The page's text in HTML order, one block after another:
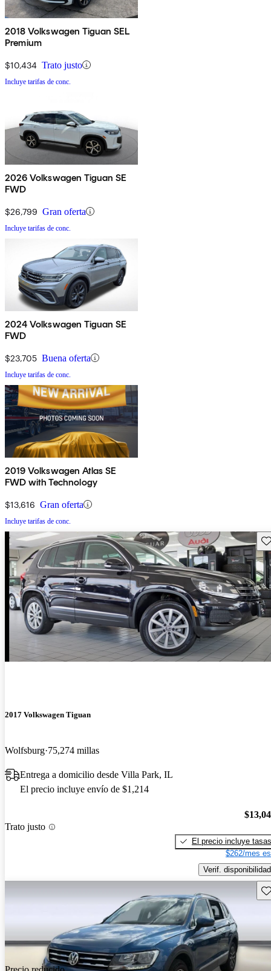
2018 Volkswagen Tiguan SEL
Premium
$10,434 Trato justo
Incluye tarifas de conc.
2026 Volkswagen Tiguan SE
FWD
$26,799 Gran oferta
Incluye tarifas de conc.
2024 Volkswagen Tiguan SE
FWD
$23,705 Buena oferta
Incluye tarifas de conc.
2019 Volkswagen Atlas SE
FWD with Technology
$13,616 Gran oferta
Incluye tarifas de conc.
2017 Volkswagen Tiguan
Wolfsburg 75,274 millas
Entrega a domicilio desde Villa Park, IL
El precio incluye envío de $1,214
Trato justo
El precio incluye tasas
$262/mes
Verif. disponibilidad